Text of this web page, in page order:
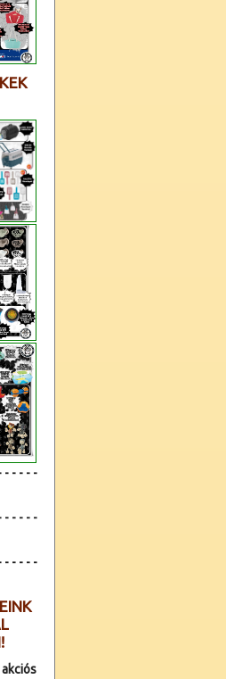
- - - - -
- - - - -
- - - - -